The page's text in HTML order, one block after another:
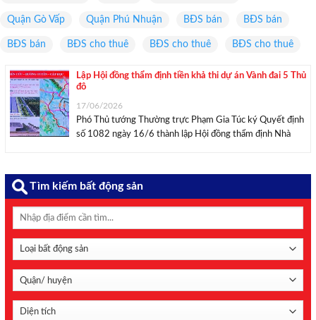
Quận Gò Vấp Quận Phú Nhuận BĐS bán BĐS bán
BĐS bán BĐS cho thuê BĐS cho thuê BĐS cho thuê
Lập Hội đồng thẩm định tiền khả thi dự án Vành đai 5 Thủ
đô
17/06/2026
Phó Thủ tướng Thường trực Phạm Gia Túc ký Quyết định
số 1082 ngày 16/6 thành lập Hội đồng thẩm định Nhà
Tìm kiếm bất động sản